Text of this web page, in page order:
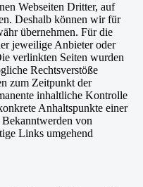
Webseiten Dritter, auf
Deshalb können wir für
übernehmen. Für die
jeweilige Anbieter oder
verlinkten Seiten wurden
Rechtsverstöße
zum Zeitpunkt der
inhaltliche Kontrolle
Anhaltspunkte einer
von
Links umgehend